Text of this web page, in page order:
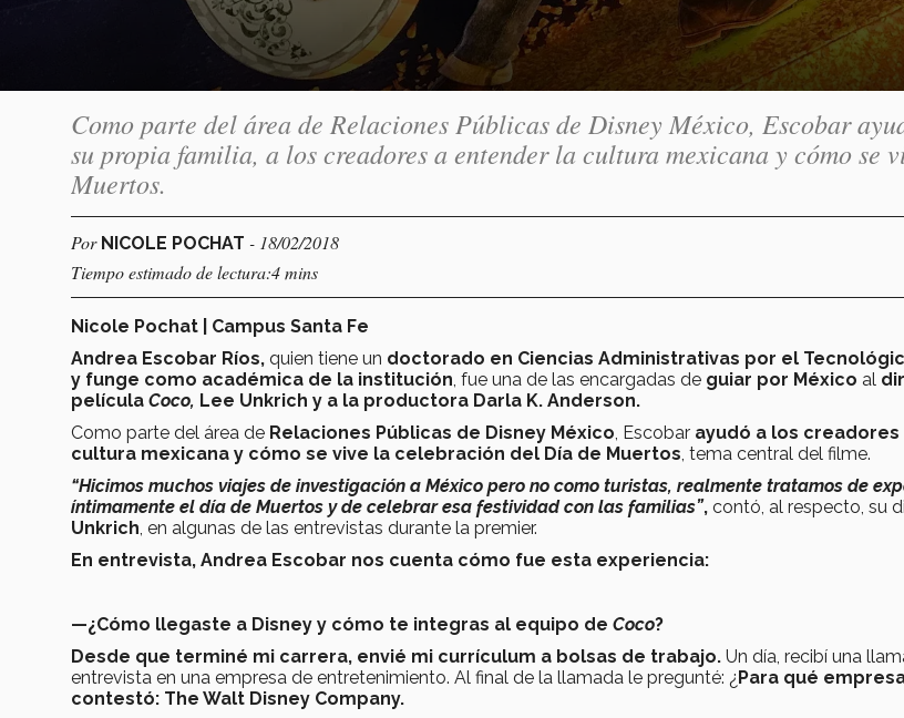
Como parte del área de Relaciones Públicas de Disney México, Escobar
su propia familia, a los creadores a entender la cultura mexicana y cómo se
Muertos.
Por NICOLE POCHAT - 18/02/2018
Tiempo estimado de lectura:4 mins
Nicole Pochat | Campus Santa Fe
Andrea Escobar Ríos, quien tiene un doctorado en Ciencias Administrativas por el
y funge como académica de la institución , fue una de las encargadas de guiar por México al
película Coco, Lee Unkrich y a la productora Darla K. Anderson.
Como parte del área de Relaciones Públicas de Disney México , Escobar ayudó a los
cultura mexicana y cómo se vive la celebración del Día de Muertos , tema central del filme.
“Hicimos muchos viajes de investigación a México pero no como turistas, realmente tratamos de
íntimamente el día de Muertos y de celebrar esa festividad con las familias”, contó, al respecto, su
Unkrich , en algunas de las entrevistas durante la premier.
En entrevista, Andrea Escobar nos cuenta cómo fue esta experiencia:
—¿Cómo llegaste a Disney y cómo te integras al equipo de Coco?
Desde que terminé mi carrera, envié mi currículum a bolsas de trabajo. Un día, recibí una
entrevista en una empresa de entretenimiento. Al final de la llamada le pregunté: ¿Para qué
contestó: The Walt Disney Company.